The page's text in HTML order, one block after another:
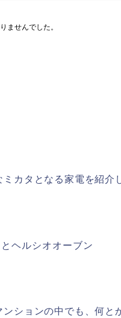
ミカタとなる家電を紹介
ヘルシオオーブン
ンションの中でも、何と